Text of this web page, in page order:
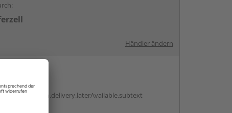
Händler ändern